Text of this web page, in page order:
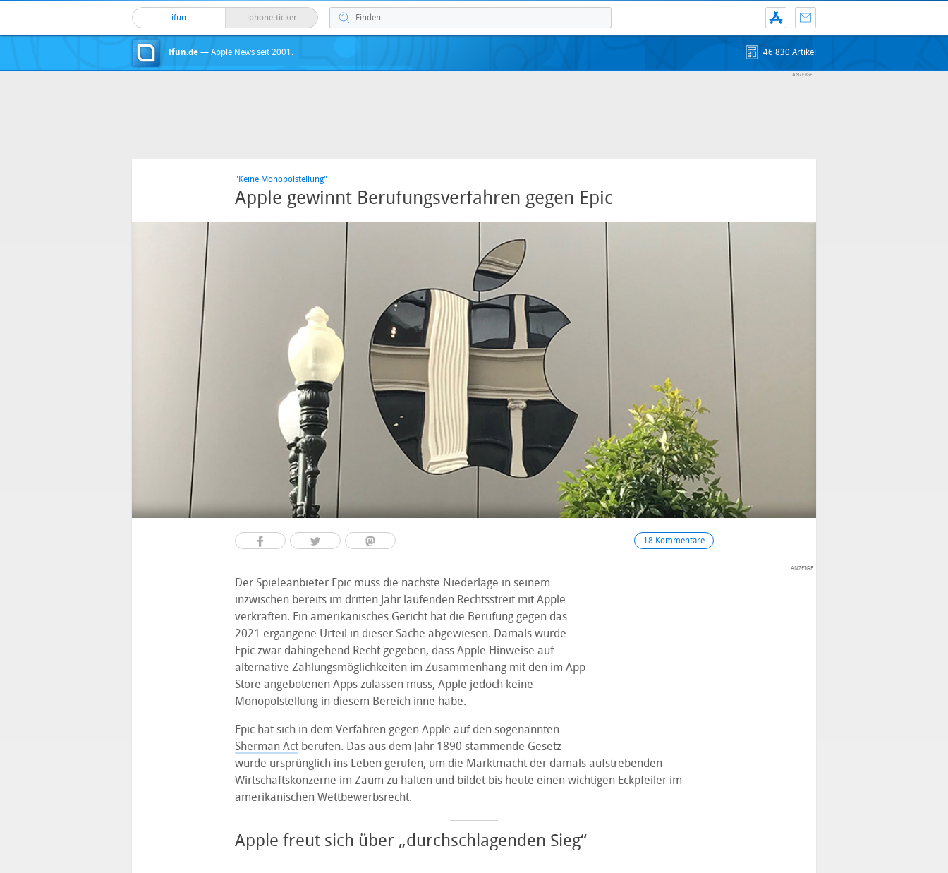
ifun iphone-ticker
ifun.de — Apple News seit 2001. 46 830 Artikel
"Keine Monopolstellung"
Apple gewinnt Berufungsverfahren gegen Epic
18 Kommentare
Der Spieleanbieter Epic muss die nächste Niederlage in seinem
inzwischen bereits im dritten Jahr laufenden Rechtsstreit mit Apple
verkraften. Ein amerikanisches Gericht hat die Berufung gegen das
2021 ergangene Urteil in dieser Sache abgewiesen. Damals wurde
Epic zwar dahingehend Recht gegeben, dass Apple Hinweise auf
alternative Zahlungsmöglichkeiten im Zusammenhang mit den im App
Store angebotenen Apps zulassen muss, Apple jedoch keine
Monopolstellung in diesem Bereich inne habe.
Epic hat sich in dem Verfahren gegen Apple auf den sogenannten
Sherman Actberufen. Das aus dem Jahr 1890 stammende Gesetz
wurde ursprünglich ins Leben gerufen, um die Marktmacht der damals aufstrebenden
Wirtschaftskonzerne im Zaum zu halten und bildet bis heute einen wichtigen Eckpfeiler im
amerikanischen Wettbewerbsrecht.
Apple freut sich über „durchschlagenden Sieg“